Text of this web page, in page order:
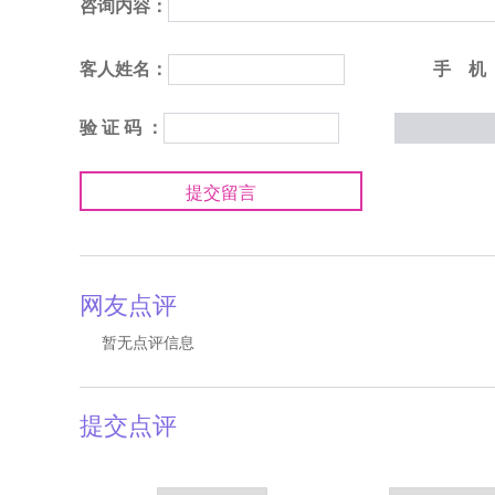
咨询内容：
客人姓名： 手 机
验 证 码 ：
提交留言
网友点评
暂无点评信息
提交点评